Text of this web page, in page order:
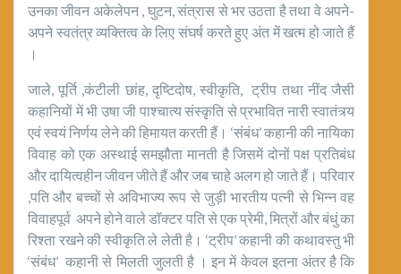
उनका जीवन अकेलेपन , घुटन, संत्रास से भर उठता है तथा वे अपने-
अपने स्वतंत्र व्यक्तित्व के लिए संघर्ष करते हुए अंत में खत्म हो जाते हैं
।
जाले, पूर्ति ,कंटीली छांह, दृष्टिदोष, स्वीकृति, ट्रीप तथा नींद जैसी
कहानियों में भी उषा जी पाश्चात्य संस्कृति से प्रभावित नारी स्वातंत्र्य
एवं स्वयं निर्णय लेने की हिमायत करती हैं। ‘संबंध’ कहानी की नायिका
विवाह को एक अस्थाई समझौता मानती है जिसमें दोनों पक्ष प्रतिबंध
और दायित्वहीन जीवन जीते हैं और जब चाहे अलग हो जाते हैं। परिवार
,पति और बच्चों से अविभाज्य रूप से जुड़ी भारतीय पत्नी से भिन्न वह
विवाहपूर्व अपने होने वाले डॉक्टर पति से एक प्रेमी, मित्रों और बंधुं का
रिश्ता रखने की स्वीकृति ले लेती है। ‘ट्रीप’ कहानी की कथावस्तु भी
‘संबंध’ कहानी से मिलती जुलती है । इन में केवल इतना अंतर है कि